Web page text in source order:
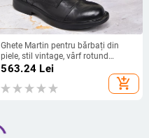
Ghete Martin pentru bărbați din
piele, stil vintage, vârf rotund
(Partea superioară: piele de vițel;
Talpă: cauciuc; Talpă interioară:
piele naturală; Vârf rotund; Toc mic
563.24 Lei
add_shopping_cart